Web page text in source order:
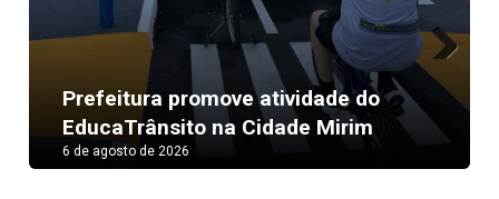
Prefeitura promove atividade do
EducaTrânsito na Cidade Mirim
6 de agosto de 2026
Next